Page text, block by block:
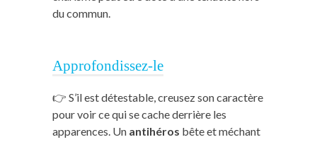
du commun.
Approfondissez-le
👉 S’il est détestable, creusez son caractère
pour voir ce qui se cache derrière les
apparences. Un antihéros bête et méchant